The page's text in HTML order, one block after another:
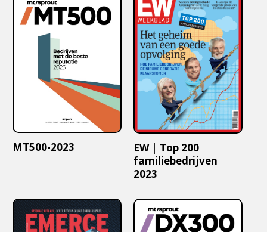
MT500-2023
EW | Top 200
familiebedrijven
2023